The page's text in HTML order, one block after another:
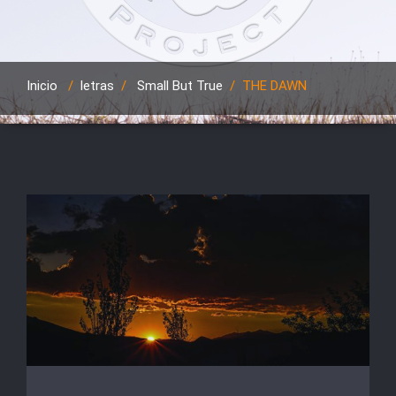
Inicio / letras / Small But True / THE DAWN